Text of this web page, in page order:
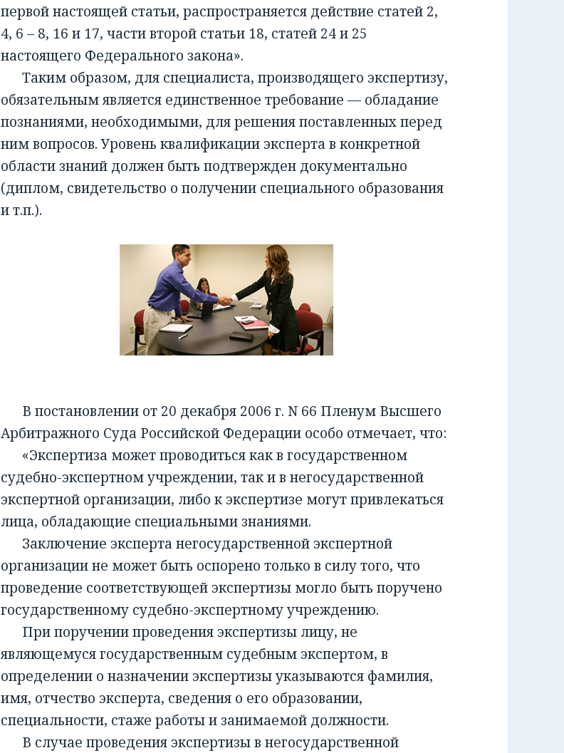
первой настоящей статьи, распространяется действие статей 2,
4, 6 – 8, 16 и 17, части второй статьи 18, статей 24 и 25
настоящего Федерального закона».
Таким образом, для специалиста, производящего экспертизу,
обязательным является единственное требование — обладание
познаниями, необходимыми, для решения поставленных перед
ним вопросов. Уровень квалификации эксперта в конкретной
области знаний должен быть подтвержден документально
(диплом, свидетельство о получении специального образования
и т.п.).
В постановлении от 20 декабря 2006 г. N 66 Пленум Высшего
Арбитражного Суда Российской Федерации особо отмечает, что:
«Экспертиза может проводиться как в государственном
судебно-экспертном учреждении, так и в негосударственной
экспертной организации, либо к экспертизе могут привлекаться
лица, обладающие специальными знаниями.
Заключение эксперта негосударственной экспертной
организации не может быть оспорено только в силу того, что
проведение соответствующей экспертизы могло быть поручено
государственному судебно-экспертному учреждению.
При поручении проведения экспертизы лицу, не
являющемуся государственным судебным экспертом, в
определении о назначении экспертизы указываются фамилия,
имя, отчество эксперта, сведения о его образовании,
специальности, стаже работы и занимаемой должности.
В случае проведения экспертизы в негосударственной